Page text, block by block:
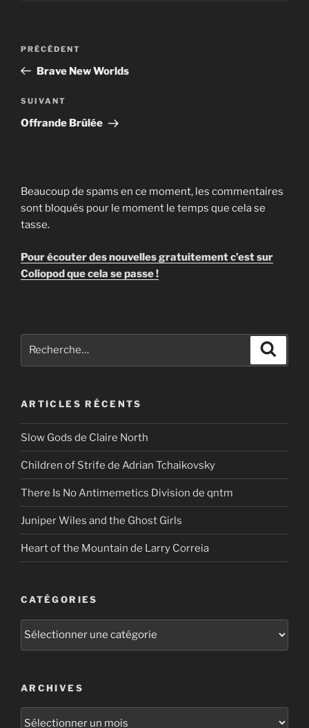
Navigation
l’article
Article
précédent
PRÉCÉDENT
Brave New Worlds
Article
suivant
SUIVANT
Offrande Brûlée
Beaucoup de spams en ce moment, les commentaires
sont bloqués pour le moment le temps que cela se
tasse.
Pour écouter des nouvelles gratuitement c’est sur
Coliopod que cela se passe !
ARTICLES RÉCENTS
Slow Gods de Claire North
Children of Strife de Adrian Tchaikovsky
There Is No Antimemetics Division de qntm
Juniper Wiles and the Ghost Girls
Heart of the Mountain de Larry Correia
CATÉGORIES
Catégories
ARCHIVES